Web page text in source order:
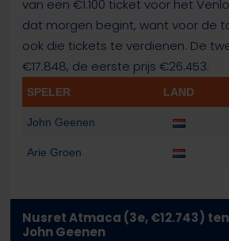
van een €1.100 ticket voor het
dat morgen begint, want voor de
ook die tickets te verdienen. De
€17.848, de eerste prijs €26.453.
SPELER LAND
John Geenen
Arie Groen
Nusret Atmaca (3e, €12.743)
John Geenen